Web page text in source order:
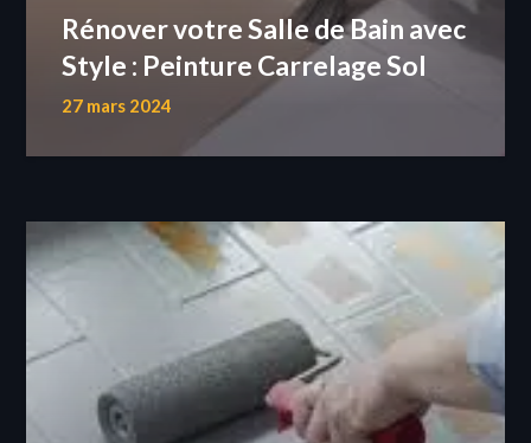
Rénover votre Salle de Bain avec
Style : Peinture Carrelage Sol
27 mars 2024